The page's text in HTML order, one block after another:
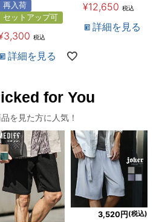
再入荷
セットアップ可
3,300 税込
詳細を見る
¥12,650 税込
詳細を見る
for You
を見た方に人気！
3,520円 (税込)